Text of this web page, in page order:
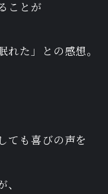
ことが
れた」との感想。
ても喜びの声を
、